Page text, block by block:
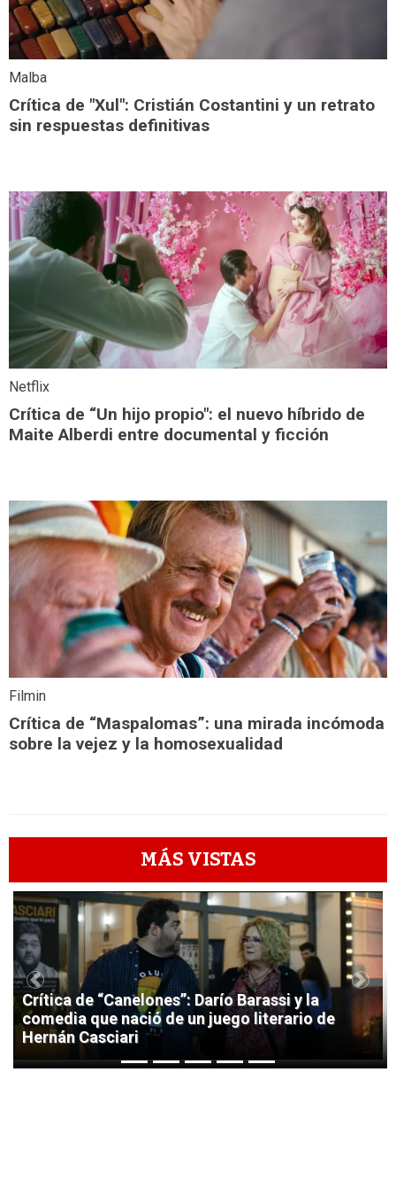
Malba
Crítica de "Xul": Cristián Costantini y un retrato
sin respuestas definitivas
Netflix
Crítica de “Un hijo propio": el nuevo híbrido de
Maite Alberdi entre documental y ficción
Filmin
Crítica de “Maspalomas”: una mirada incómoda
sobre la vejez y la homosexualidad
MÁS VISTAS
1
Crítica de “Canelones”: Darío Barassi y la
comedia que nació de un juego literario de
Hernán Casciari
Previous Next